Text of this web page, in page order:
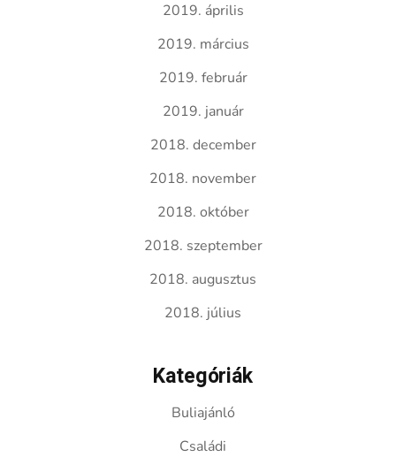
2019. április
2019. március
2019. február
2019. január
2018. december
2018. november
2018. október
2018. szeptember
2018. augusztus
2018. július
Kategóriák
Buliajánló
Családi